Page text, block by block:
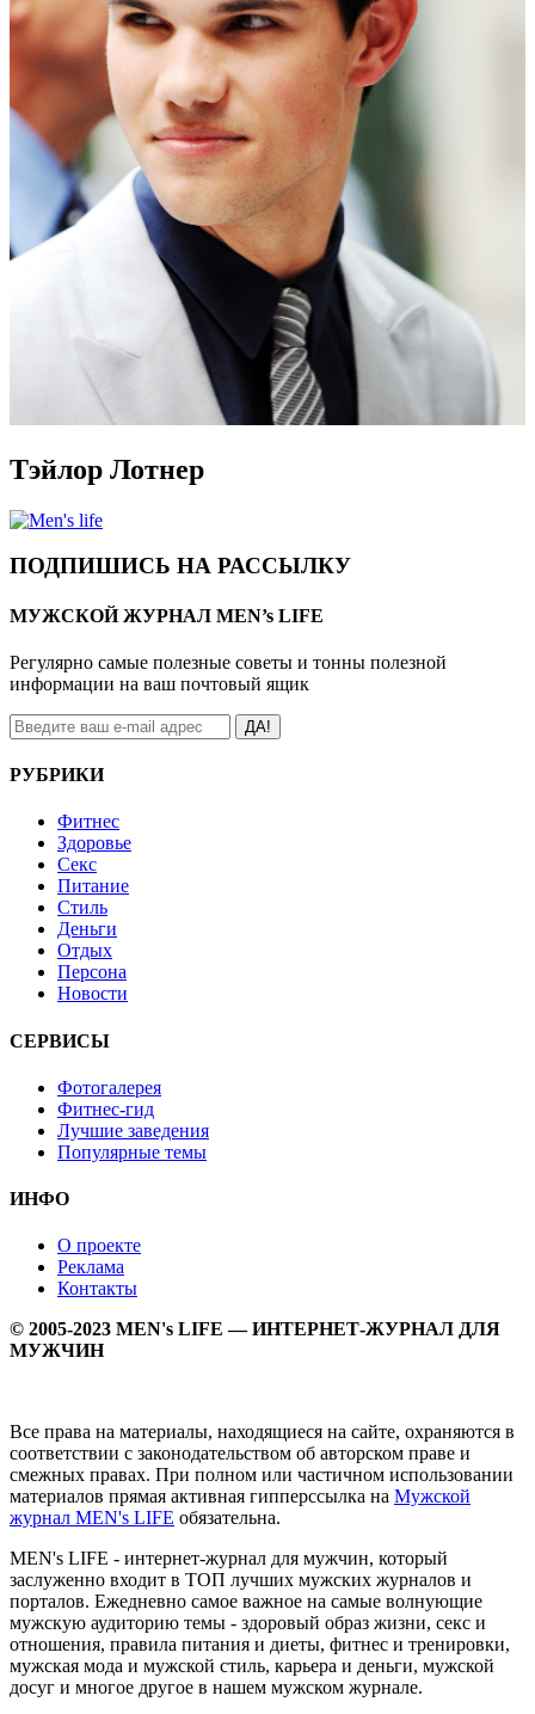
Тэйлор Лотнер
ПОДПИШИСЬ НА РАССЫЛКУ
МУЖСКОЙ ЖУРНАЛ MEN’s LIFE
Регулярно самые полезные советы и тонны полезной
информации на ваш почтовый ящик
ДА!
РУБРИКИ
Фитнес
Здоровье
Секс
Питание
Стиль
Деньги
Отдых
Персона
Новости
СЕРВИСЫ
Фотогалерея
Фитнес-гид
Лучшие заведения
Популярные темы
ИНФО
О проекте
Реклама
Контакты
© 2005-2023 MEN's LIFE — ИНТЕРНЕТ-ЖУРНАЛ ДЛЯ
МУЖЧИН
Все права на материалы, находящиеся на сайте, охраняются в
соответствии с законодательством об авторском праве и
смежных правах. При полном или частичном использовании
материалов прямая активная гипперссылка на Мужской
журнал MEN's LIFE обязательна.
MEN's LIFE - интернет-журнал для мужчин, который
заслуженно входит в ТОП лучших мужских журналов и
порталов. Ежедневно самое важное на самые волнующие
мужскую аудиторию темы - здоровый образ жизни, секс и
отношения, правила питания и диеты, фитнес и тренировки,
мужская мода и мужской стиль, карьера и деньги, мужской
досуг и многое другое в нашем мужском журнале.